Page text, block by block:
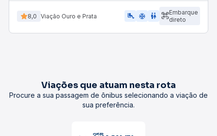
8,0 Viação Ouro e Prata airline_seat_legroom_extra ac_unit WC
Embarque
direto
Viações que atuam nesta rota
Procure a sua passagem de ônibus selecionando a viação de
sua preferência.